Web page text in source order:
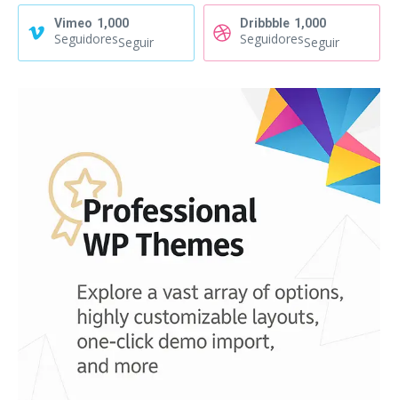
Vimeo 1,000
SeguidoresSeguir
Dribbble 1,000
SeguidoresSeguir